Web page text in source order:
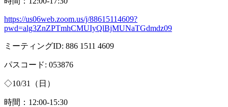
https://us06web.zoom.us/j/88615114609?
pwd=alg3ZnZPTmhCMUIyQlBjMUNaTGdmdz09
ミーティングID: 886 1511 4609
パスコード: 053876
◇10/31 （日）
時間： 12:00-15:30